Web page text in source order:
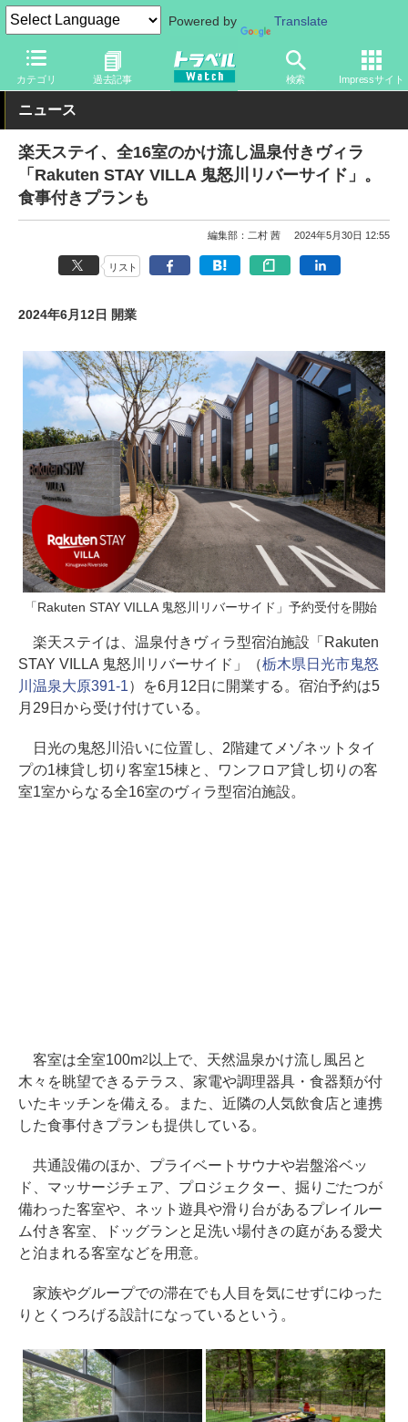
Powered by Translate
カテゴリ 過去記事 検索 Impressサイト
トラベル Watch 旅の情報 ホテル・旅館 宿泊
ニュース
楽天ステイ、全16室のかけ流し温泉付きヴィラ
「Rakuten STAY VILLA 鬼怒川リバーサイド」。
食事付きプランも
編集部：二村 茜 2024年5月30日 12:55
リスト
2024年6月12日 開業
「Rakuten STAY VILLA 鬼怒川リバーサイド」予約受付を開始
楽天ステイは、温泉付きヴィラ型宿泊施設「Rakuten
STAY VILLA 鬼怒川リバーサイド」（栃木県日光市鬼怒
川温泉大原391-1）を6月12日に開業する。宿泊予約は5
月29日から受け付けている。
日光の鬼怒川沿いに位置し、2階建てメゾネットタイ
プの1棟貸し切り客室15棟と、ワンフロア貸し切りの客
室1室からなる全16室のヴィラ型宿泊施設。
客室は全室100m2 以上で、天然温泉かけ流し風呂と
木々を眺望できるテラス、家電や調理器具・食器類が付
いたキッチンを備える。また、近隣の人気飲食店と連携
した食事付きプランも提供している。
共通設備のほか、プライベートサウナや岩盤浴ベッ
ド、マッサージチェア、プロジェクター、掘りごたつが
備わった客室や、ネット遊具や滑り台があるプレイルー
ム付き客室、ドッグランと足洗い場付きの庭がある愛犬
と泊まれる客室などを用意。
家族やグループでの滞在でも人目を気にせずにゆった
りとくつろげる設計になっているという。